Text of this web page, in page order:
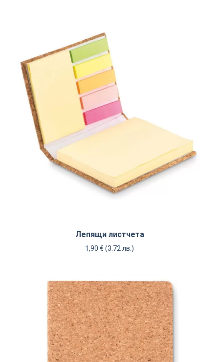
Лепящи листчета
1,90 € (3.72 лв.)